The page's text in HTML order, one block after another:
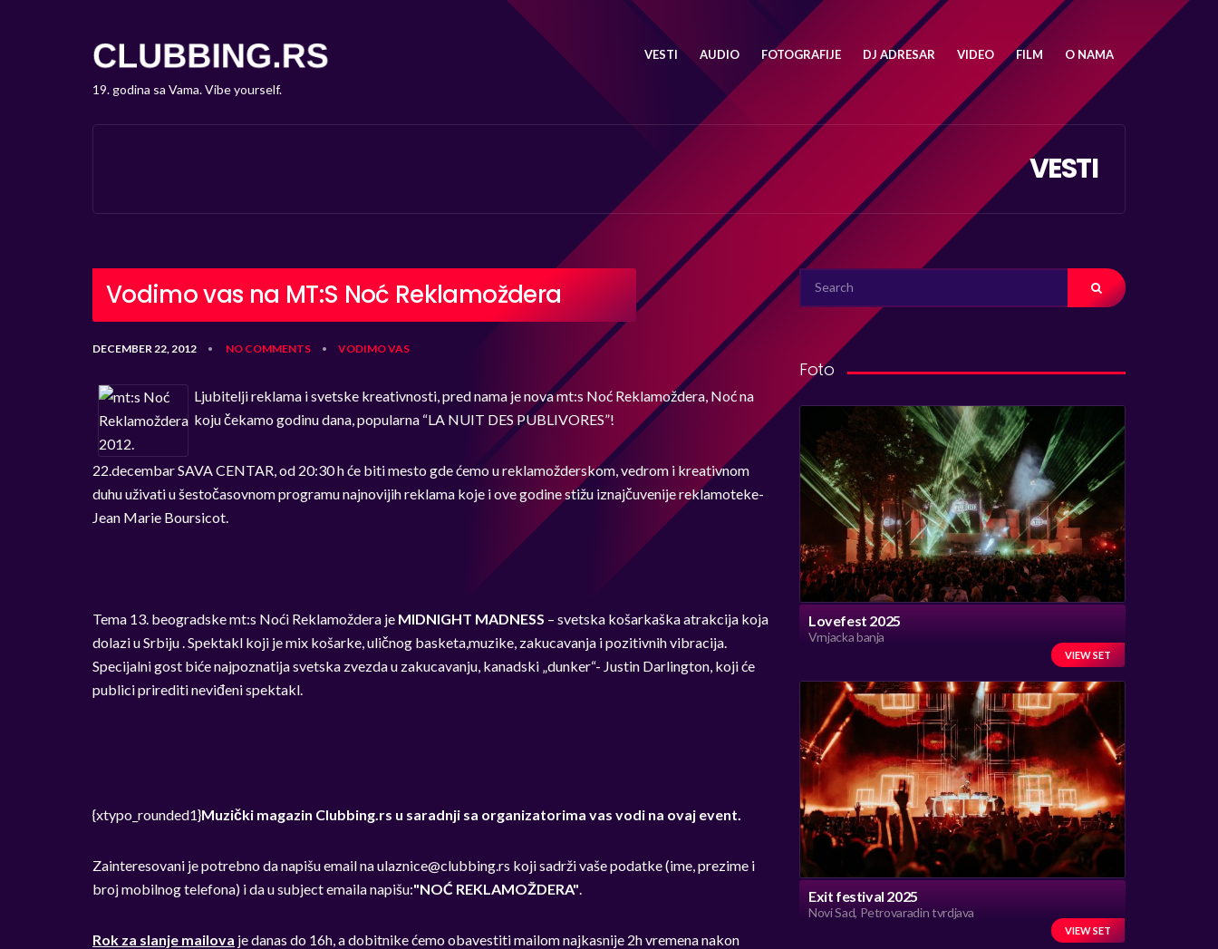
19. godina sa Vama. Vibe yourself.
VESTI AUDIO FOTOGRAFIJE DJ ADRESAR VIDEO FILM O NAMA
VESTI
Vodimo vas na MT:S Noć Reklamoždera
DECEMBER 22, 2012 • NO COMMENTS • VODIMO VAS
Ljubitelji reklama i svetske kreativnosti, pred nama je nova mt:s Noć Reklamoždera, Noć na
koju čekamo godinu dana, popularna “LA NUIT DES PUBLIVORES”!
22.decembar SAVA CENTAR, od 20:30 h će biti mesto gde ćemo u reklamožderskom, vedrom i kreativnom
duhu uživati u šestočasovnom programu najnovijih reklama koje i ove godine stižu iznajčuvenije reklamoteke-
Jean Marie Boursicot.
Tema 13. beogradske mt:s Noći Reklamoždera je MIDNIGHT MADNESS – svetska košarkaška atrakcija koja
dolazi u Srbiju . Spektakl koji je mix košarke, uličnog basketa,muzike, zakucavanja i pozitivnih vibracija.
Specijalni gost biće najpoznatija svetska zvezda u zakucavanju, kanadski „dunker“- Justin Darlington, koji će
publici prirediti neviđeni spektakl.
{xtypo_rounded1}Muzički magazin Clubbing.rs u saradnji sa organizatorima vas vodi na ovaj event.
Zainteresovani je potrebno da napišu email naulaznice@clubbing.rs koji sadrži vaše podatke (ime, prezime i
broj mobilnog telefona) i da u subject emaila napišu:"NOĆ REKLAMOŽDERA".
Rok za slanje mailova je danas do 16h, a dobitnike ćemo obavestiti mailom najkasnije 2h vremena nakon
SEARCH
FOR:
Foto
Lovefest 2025
Vrnjacka banja
VIEW SET
Exit festival 2025
Novi Sad, Petrovaradin tvrdjava
VIEW SET